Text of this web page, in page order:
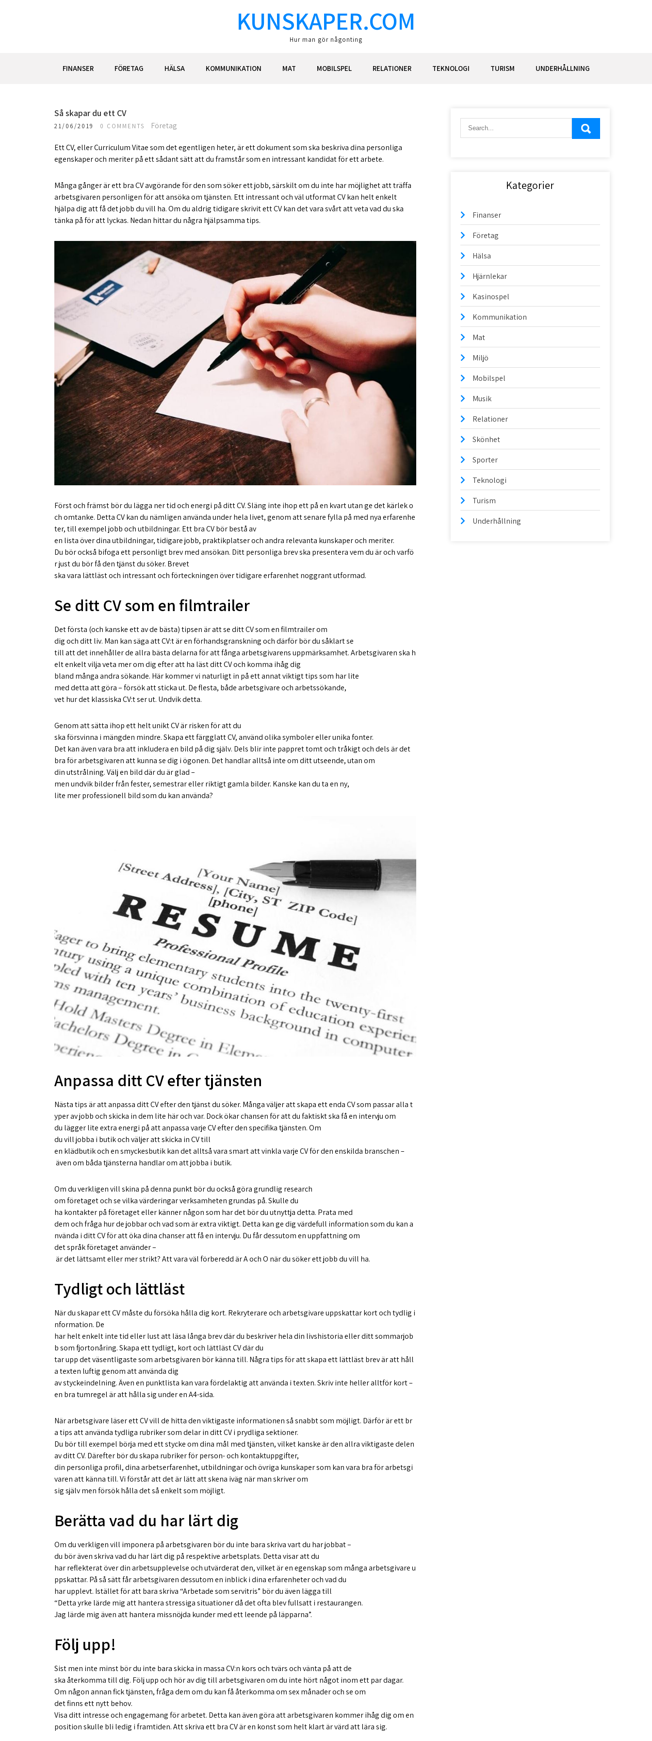
KUNSKAPER.COM
Hur man gör någonting
FINANSER FÖRETAG HÄLSA KOMMUNIKATION MAT MOBILSPEL RELATIONER TEKNOLOGI TURISM UNDERHÅLLNING
Så skapar du ett CV
21/06/2019 0 COMMENTS Företag
Ett CV, eller Curriculum Vitae som det egentligen heter, är ett dokument som ska beskriva dina personliga
egenskaper och meriter på ett sådant sätt att du framstår som en intressant kandidat för ett arbete.
Många gånger är ett bra CV avgörande för den som söker ett jobb, särskilt om du inte har möjlighet att träffa
arbetsgivaren personligen för att ansöka om tjänsten. Ett intressant och väl utformat CV kan helt enkelt
hjälpa dig att få det jobb du vill ha. Om du aldrig tidigare skrivit ett CV kan det vara svårt att veta vad du ska
tänka på för att lyckas. Nedan hittar du några hjälpsamma tips.
Först och främst bör du lägga ner tid och energi på ditt CV. Släng inte ihop ett på en kvart utan ge det kärlek o
ch omtanke. Detta CV kan du nämligen använda under hela livet, genom att senare fylla på med nya erfarenhe
ter, till exempel jobb och utbildningar. Ett bra CV bör bestå av
en lista över dina utbildningar, tidigare jobb, praktikplatser och andra relevanta kunskaper och meriter.
Du bör också bifoga ett personligt brev med ansökan. Ditt personliga brev ska presentera vem du är och varfö
r just du bör få den tjänst du söker. Brevet
ska vara lättläst och intressant och förteckningen över tidigare erfarenhet noggrant utformad.
Se ditt CV som en filmtrailer
Det första (och kanske ett av de bästa) tipsen är att se ditt CV som en filmtrailer om
dig och ditt liv. Man kan säga att CV:t är en förhandsgranskning och därför bör du såklart se
till att det innehåller de allra bästa delarna för att fånga arbetsgivarens uppmärksamhet. Arbetsgivaren ska h
elt enkelt vilja veta mer om dig efter att ha läst ditt CV och komma ihåg dig
bland många andra sökande. Här kommer vi naturligt in på ett annat viktigt tips som har lite
med detta att göra – försök att sticka ut. De flesta, både arbetsgivare och arbetssökande,
vet hur det klassiska CV:t ser ut. Undvik detta.
Genom att sätta ihop ett helt unikt CV är risken för att du
ska försvinna i mängden mindre. Skapa ett färgglatt CV, använd olika symboler eller unika fonter.
Det kan även vara bra att inkludera en bild på dig själv. Dels blir inte pappret tomt och tråkigt och dels är det
bra för arbetsgivaren att kunna se dig i ögonen. Det handlar alltså inte om ditt utseende, utan om
din utstrålning. Välj en bild där du är glad –
men undvik bilder från fester, semestrar eller riktigt gamla bilder. Kanske kan du ta en ny,
lite mer professionell bild som du kan använda?
Anpassa ditt CV efter tjänsten
Nästa tips är att anpassa ditt CV efter den tjänst du söker. Många väljer att skapa ett enda CV som passar alla t
yper av jobb och skicka in dem lite här och var. Dock ökar chansen för att du faktiskt ska få en intervju om
du lägger lite extra energi på att anpassa varje CV efter den specifika tjänsten. Om
du vill jobba i butik och väljer att skicka in CV till
en klädbutik och en smyckesbutik kan det alltså vara smart att vinkla varje CV för den enskilda branschen –
även om båda tjänsterna handlar om att jobba i butik.
Om du verkligen vill skina på denna punkt bör du också göra grundlig research
om företaget och se vilka värderingar verksamheten grundas på. Skulle du
ha kontakter på företaget eller känner någon som har det bör du utnyttja detta. Prata med
dem och fråga hur de jobbar och vad som är extra viktigt. Detta kan ge dig värdefull information som du kan a
nvända i ditt CV för att öka dina chanser att få en intervju. Du får dessutom en uppfattning om
det språk företaget använder –
är det lättsamt eller mer strikt? Att vara väl förberedd är A och O när du söker ett jobb du vill ha.
Tydligt och lättläst
När du skapar ett CV måste du försöka hålla dig kort. Rekryterare och arbetsgivare uppskattar kort och tydlig i
nformation. De
har helt enkelt inte tid eller lust att läsa långa brev där du beskriver hela din livshistoria eller ditt sommarjob
b som fjortonåring. Skapa ett tydligt, kort och lättläst CV där du
tar upp det väsentligaste som arbetsgivaren bör känna till. Några tips för att skapa ett lättläst brev är att håll
a texten luftig genom att använda dig
av styckeindelning. Även en punktlista kan vara fördelaktig att använda i texten. Skriv inte heller alltför kort –
en bra tumregel är att hålla sig under en A4-sida.
När arbetsgivare läser ett CV vill de hitta den viktigaste informationen så snabbt som möjligt. Därför är ett br
a tips att använda tydliga rubriker som delar in ditt CV i prydliga sektioner.
Du bör till exempel börja med ett stycke om dina mål med tjänsten, vilket kanske är den allra viktigaste delen
av ditt CV. Därefter bör du skapa rubriker för person- och kontaktuppgifter,
din personliga profil, dina arbetserfarenhet, utbildningar och övriga kunskaper som kan vara bra för arbetsgi
varen att känna till. Vi förstår att det är lätt att skena iväg när man skriver om
sig själv men försök hålla det så enkelt som möjligt.
Berätta vad du har lärt dig
Om du verkligen vill imponera på arbetsgivaren bör du inte bara skriva vart du har jobbat –
du bör även skriva vad du har lärt dig på respektive arbetsplats. Detta visar att du
har reflekterat över din arbetsupplevelse och utvärderat den, vilket är en egenskap som många arbetsgivare u
ppskattar. På så sätt får arbetsgivaren dessutom en inblick i dina erfarenheter och vad du
har upplevt. Istället för att bara skriva “Arbetade som servitris” bör du även lägga till
“Detta yrke lärde mig att hantera stressiga situationer då det ofta blev fullsatt i restaurangen.
Jag lärde mig även att hantera missnöjda kunder med ett leende på läpparna”.
Följ upp!
Sist men inte minst bör du inte bara skicka in massa CV:n kors och tvärs och vänta på att de
ska återkomma till dig. Följ upp och hör av dig till arbetsgivaren om du inte hört något inom ett par dagar.
Om någon annan fick tjänsten, fråga dem om du kan få återkomma om sex månader och se om
det finns ett nytt behov.
Visa ditt intresse och engagemang för arbetet. Detta kan även göra att arbetsgivaren kommer ihåg dig om en
position skulle bli ledig i framtiden. Att skriva ett bra CV är en konst som helt klart är värd att lära sig.
Finanser
Företag
Hälsa
Hjärnlekar
Kasinospel
Kommunikation
Mat
Miljö
Mobilspel
Musik
Relationer
Skönhet
Sporter
Teknologi
Turism
Underhållning